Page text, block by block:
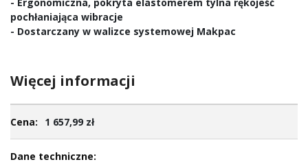
pochłaniająca wibracje
- Dostarczany w walizce systemowej Makpac
Więcej informacji
informacji1 657,99 zł